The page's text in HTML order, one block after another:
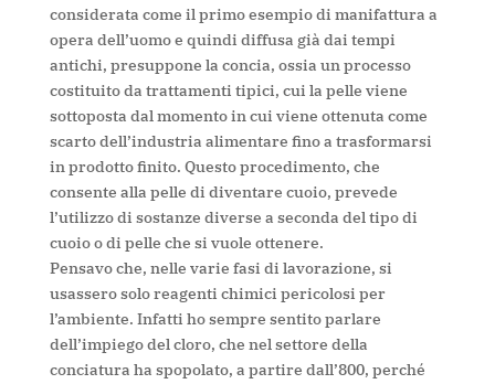
considerata come il primo esempio di manifattura a
opera dell’uomo e quindi diffusa già dai tempi
antichi, presuppone la concia, ossia un processo
costituito da trattamenti tipici, cui la pelle viene
sottoposta dal momento in cui viene ottenuta come
scarto dell’industria alimentare fino a trasformarsi
in prodotto finito. Questo procedimento, che
consente alla pelle di diventare cuoio, prevede
l’utilizzo di sostanze diverse a seconda del tipo di
cuoio o di pelle che si vuole ottenere.
Pensavo che, nelle varie fasi di lavorazione, si
usassero solo reagenti chimici pericolosi per
l’ambiente. Infatti ho sempre sentito parlare
dell’impiego del cloro, che nel settore della
conciatura ha spopolato, a partire dall’800, perché